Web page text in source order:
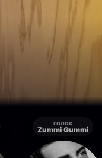
голос
Zummi Gummi